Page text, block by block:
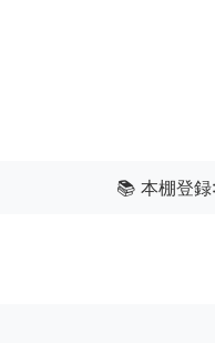
📚 本棚登